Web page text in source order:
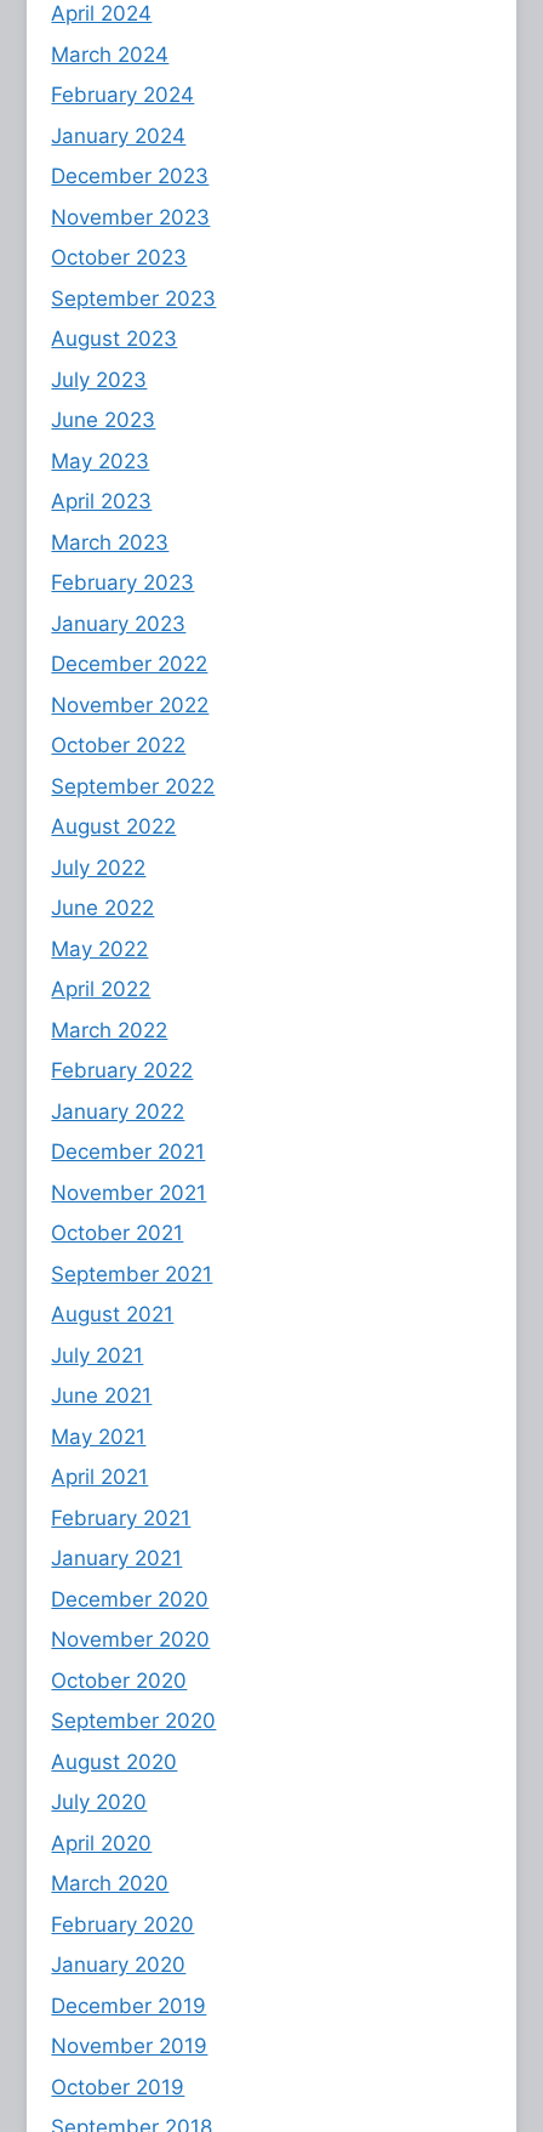
April 2024
March 2024
February 2024
January 2024
December 2023
November 2023
October 2023
September 2023
August 2023
July 2023
June 2023
May 2023
April 2023
March 2023
February 2023
January 2023
December 2022
November 2022
October 2022
September 2022
August 2022
July 2022
June 2022
May 2022
April 2022
March 2022
February 2022
January 2022
December 2021
November 2021
October 2021
September 2021
August 2021
July 2021
June 2021
May 2021
April 2021
February 2021
January 2021
December 2020
November 2020
October 2020
September 2020
August 2020
July 2020
April 2020
March 2020
February 2020
January 2020
December 2019
November 2019
October 2019